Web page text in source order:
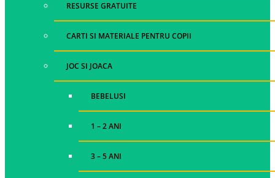
RESURSE GRATUITE
CARTI SI MATERIALE PENTRU COPII
JOC SI JOACA
BEBELUSI
1 – 2 ANI
3 – 5 ANI